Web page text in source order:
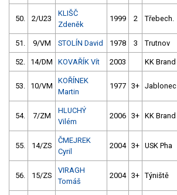
50. 2/U23
KLIŠČ
Zdeněk
1999 2 Třebech.
51. 9/VM STOLÍN David 1978 3 Trutnov
52. 14/DM KOVAŘÍK Vít 2003 KK Brand
53. 10/VM
KOŘÍNEK
Martin
1977 3+ Jablonec
54. 7/ZM
HLUCHÝ
Vilém
2006 3+ KK Brand
55. 14/ZS
ČMEJREK
Cyril
2004 3+ USK Pha
56. 15/ZS
VIRAGH
Tomáš
2004 3+ Týniště